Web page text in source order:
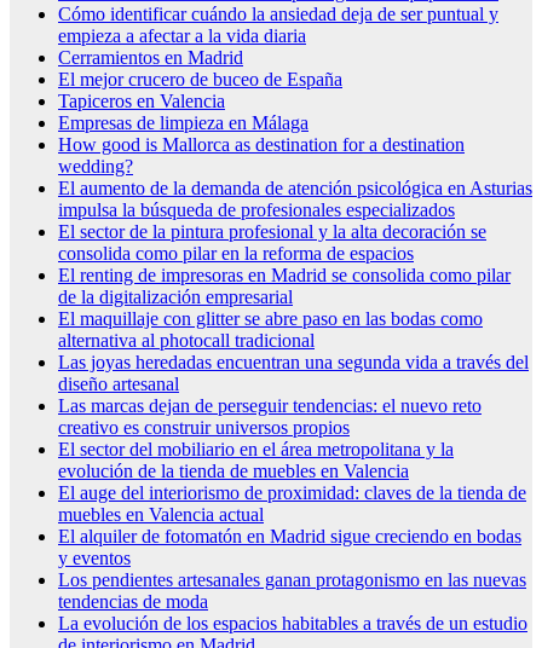
Cómo identificar cuándo la ansiedad deja de ser puntual y
empieza a afectar a la vida diaria
Cerramientos en Madrid
El mejor crucero de buceo de España
Tapiceros en Valencia
Empresas de limpieza en Málaga
How good is Mallorca as destination for a destination
wedding?
El aumento de la demanda de atención psicológica en Asturias
impulsa la búsqueda de profesionales especializados
El sector de la pintura profesional y la alta decoración se
consolida como pilar en la reforma de espacios
El renting de impresoras en Madrid se consolida como pilar
de la digitalización empresarial
El maquillaje con glitter se abre paso en las bodas como
alternativa al photocall tradicional
Las joyas heredadas encuentran una segunda vida a través del
diseño artesanal
Las marcas dejan de perseguir tendencias: el nuevo reto
creativo es construir universos propios
El sector del mobiliario en el área metropolitana y la
evolución de la tienda de muebles en Valencia
El auge del interiorismo de proximidad: claves de la tienda de
muebles en Valencia actual
El alquiler de fotomatón en Madrid sigue creciendo en bodas
y eventos
Los pendientes artesanales ganan protagonismo en las nuevas
tendencias de moda
La evolución de los espacios habitables a través de un estudio